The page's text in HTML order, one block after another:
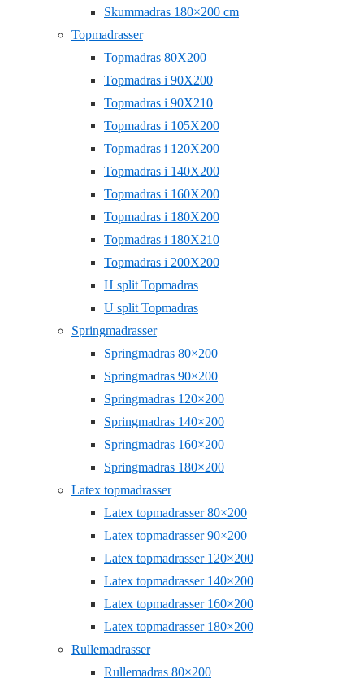
Skummadras 180×200 cm
Topmadrasser
Topmadras 80X200
Topmadras i 90X200
Topmadras i 90X210
Topmadras i 105X200
Topmadras i 120X200
Topmadras i 140X200
Topmadras i 160X200
Topmadras i 180X200
Topmadras i 180X210
Topmadras i 200X200
H split Topmadras
U split Topmadras
Springmadrasser
Springmadras 80×200
Springmadras 90×200
Springmadras 120×200
Springmadras 140×200
Springmadras 160×200
Springmadras 180×200
Latex topmadrasser
Latex topmadrasser 80×200
Latex topmadrasser 90×200
Latex topmadrasser 120×200
Latex topmadrasser 140×200
Latex topmadrasser 160×200
Latex topmadrasser 180×200
Rullemadrasser
Rullemadras 80×200